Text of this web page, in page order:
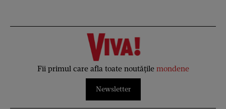
Fii primul care afla toate noutățile mondene
Newsletter